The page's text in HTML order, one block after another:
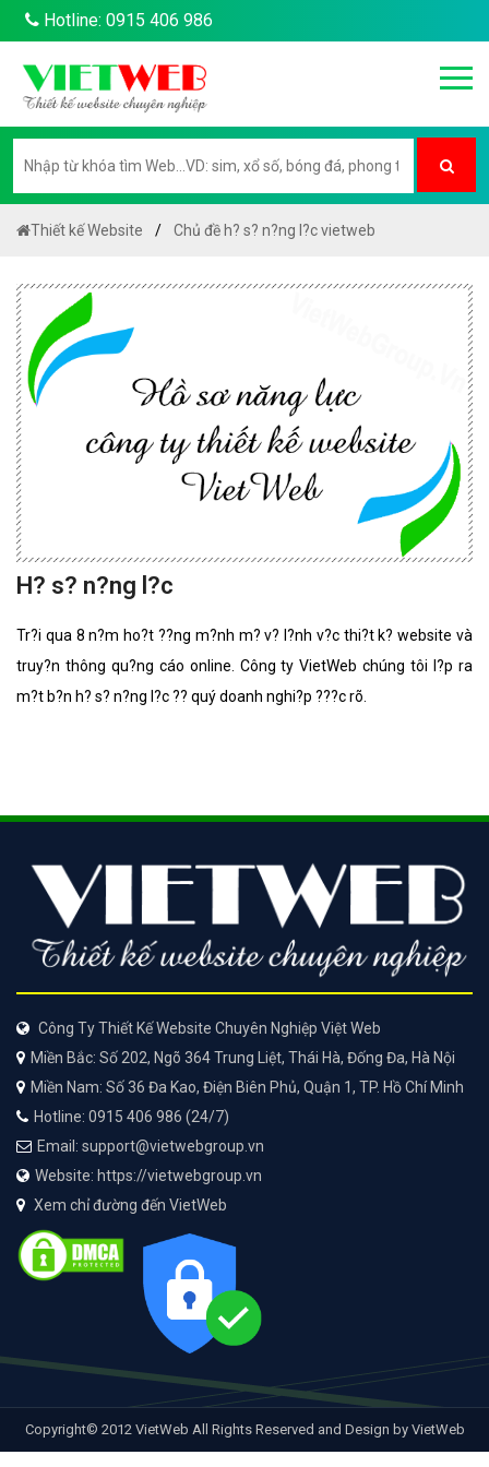
Hotline: 0915 406 986
Thiết kế Website Chủ đề h? s? n?ng l?c vietweb
H? s? n?ng l?c
Tr?i qua 8 n?m ho?t ??ng m?nh m? v? l?nh v?c thi?t k? website và
truy?n thông qu?ng cáo online. Công ty VietWeb chúng tôi l?p ra
m?t b?n h? s? n?ng l?c ?? quý doanh nghi?p ???c rõ.
Công Ty Thiết Kế Website Chuyên Nghiệp Việt Web
Miền Bắc: Số 202, Ngõ 364 Trung Liệt, Thái Hà, Đống Đa, Hà Nội
Miền Nam: Số 36 Đa Kao, Điện Biên Phủ, Quận 1, TP. Hồ Chí Minh
Hotline: 0915 406 986 (24/7)
Email: support@vietwebgroup.vn
Website: https://vietwebgroup.vn
Xem chỉ đường đến VietWeb
Copyright© 2012 VietWeb All Rights Reserved and Design by VietWeb